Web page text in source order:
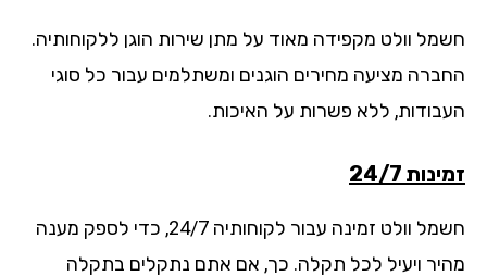
וולט מקפידה מאוד על מתן שירות הוגן ללקוחותיה.
מציעה מחירים הוגנים ומשתלמים עבור כל סוגי
ללא פשרות על האיכות.
24/7
חשמל וולט זמינה עבור לקוחותיה 24/7, כדי לספק מענה
ויעיל לכל תקלה. כך, אם אתם נתקלים בתקלה